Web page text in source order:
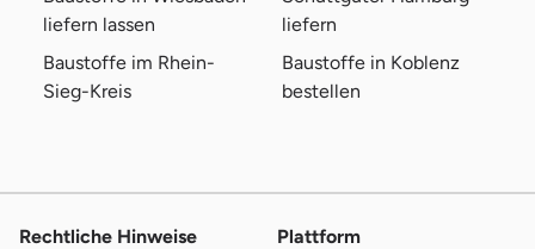
liefern lassen
liefern
Baustoffe im Rhein-
Sieg-Kreis
Baustoffe in Koblenz
bestellen
Rechtliche Hinweise
Plattform